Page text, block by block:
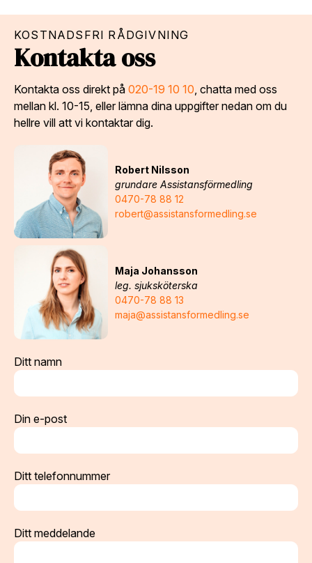
KOSTNADSFRI RÅDGIVNING
Kontakta oss
Kontakta oss direkt på 020-19 10 10 , chatta med oss
mellan kl. 10-15, eller lämna dina uppgifter nedan om du
hellre vill att vi kontaktar dig.
Robert Nilsson
grundare Assistansförmedling
0470-78 88 12
robert@assistansformedling.se
Maja Johansson
leg. sjuksköterska
0470-78 88 13
maja@assistansformedling.se
Ditt namn
Din e-post
Ditt telefonnummer
Ditt meddelande